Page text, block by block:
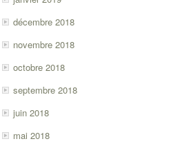
décembre 2018
novembre 2018
octobre 2018
septembre 2018
juin 2018
mai 2018